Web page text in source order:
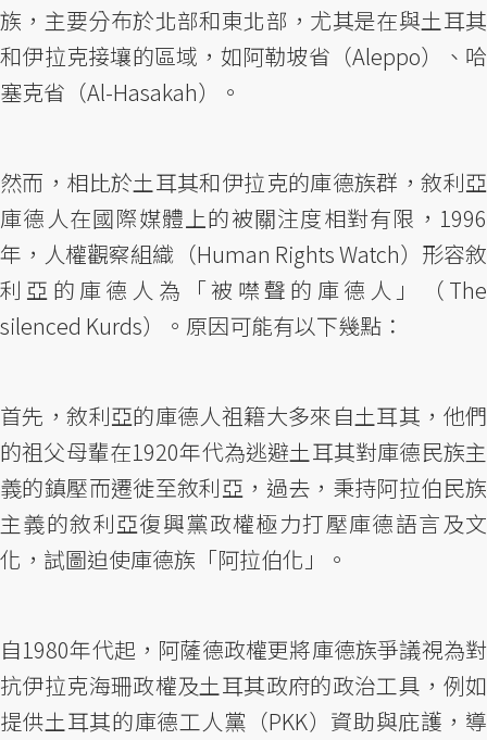
族，主要分布於北部和東北部，尤其是在與土耳其
和伊拉克接壤的區域，如阿勒坡省（Aleppo）、哈
塞克省（Al-Hasakah）。
然而，相比於土耳其和伊拉克的庫德族群，敘利亞
庫德人在國際媒體上的被關注度相對有限，1996
年，人權觀察組織（Human Rights Watch）形容敘
利亞的庫德人為「被噤聲的庫德人」（The
silenced Kurds）。原因可能有以下幾點：
首先，敘利亞的庫德人祖籍大多來自土耳其，他們
的祖父母輩在1920年代為逃避土耳其對庫德民族主
義的鎮壓而遷徙至敘利亞，過去，秉持阿拉伯民族
主義的敘利亞復興黨政權極力打壓庫德語言及文
化，試圖迫使庫德族「阿拉伯化」。
自1980年代起，阿薩德政權更將庫德族爭議視為對
抗伊拉克海珊政權及土耳其政府的政治工具，例如
提供土耳其的庫德工人黨（PKK）資助與庇護，導